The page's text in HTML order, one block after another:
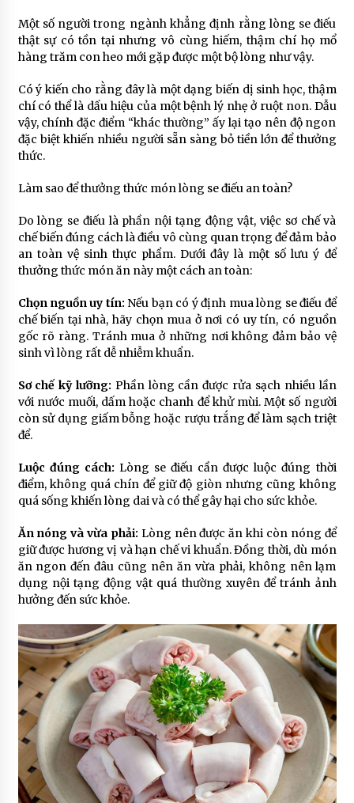
Một số người trong ngành khẳng định rằng lòng se điếu
thật sự có tồn tại nhưng vô cùng hiếm, thậm chí họ mổ
hàng trăm con heo mới gặp được một bộ lòng như vậy.
Có ý kiến cho rằng đây là một dạng biến dị sinh học, thậm
chí có thể là dấu hiệu của một bệnh lý nhẹ ở ruột non. Dẫu
vậy, chính đặc điểm “khác thường” ấy lại tạo nên độ ngon
đặc biệt khiến nhiều người sẵn sàng bỏ tiền lớn để thưởng
thức.
Làm sao để thưởng thức món lòng se điếu an toàn?
Do lòng se điếu là phần nội tạng động vật, việc sơ chế và
chế biến đúng cách là điều vô cùng quan trọng để đảm bảo
an toàn vệ sinh thực phẩm. Dưới đây là một số lưu ý để
thưởng thức món ăn này một cách an toàn:
Chọn nguồn uy tín: Nếu bạn có ý định mua lòng se điếu để
chế biến tại nhà, hãy chọn mua ở nơi có uy tín, có nguồn
gốc rõ ràng. Tránh mua ở những nơi không đảm bảo vệ
sinh vì lòng rất dễ nhiễm khuẩn.
Sơ chế kỹ lưỡng: Phần lòng cần được rửa sạch nhiều lần
với nước muối, dấm hoặc chanh để khử mùi. Một số người
còn sử dụng giấm bỗng hoặc rượu trắng để làm sạch triệt
để.
Luộc đúng cách: Lòng se điếu cần được luộc đúng thời
điểm, không quá chín để giữ độ giòn nhưng cũng không
quá sống khiến lòng dai và có thể gây hại cho sức khỏe.
Ăn nóng và vừa phải: Lòng nên được ăn khi còn nóng để
giữ được hương vị và hạn chế vi khuẩn. Đồng thời, dù món
ăn ngon đến đâu cũng nên ăn vừa phải, không nên lạm
dụng nội tạng động vật quá thường xuyên để tránh ảnh
hưởng đến sức khỏe.